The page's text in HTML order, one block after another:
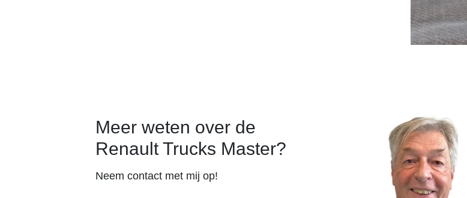
Meer weten over de
Renault Trucks Master?
Neem contact met mij op!